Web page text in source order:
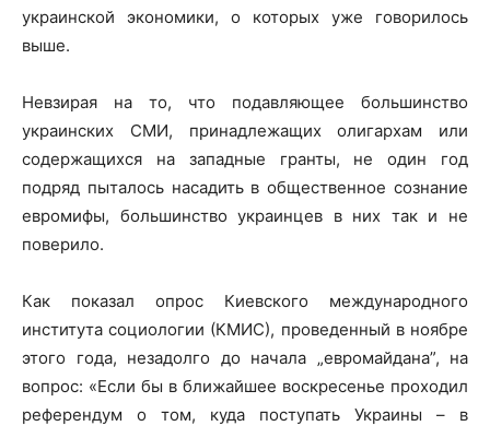
украинской экономики, о которых уже говорилось
выше.
Невзирая на то, что подавляющее большинство
украинских СМИ, принадлежащих олигархам или
содержащихся на западные гранты, не один год
подряд пыталось насадить в общественное сознание
евромифы, большинство украинцев в них так и не
поверило.
Как показал опрос Киевского международного
института социологии (КМИС), проведенный в ноябре
этого года, незадолго до начала „евромайдана”, на
вопрос: «Если бы в ближайшее воскресенье проходил
референдум о том, куда поступать Украины – в